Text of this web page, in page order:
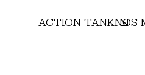
ACTION TANKNOS